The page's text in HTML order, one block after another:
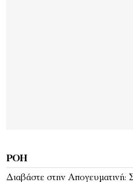
ΡΟΉ
Διαβάστε στην Απογευματινή: